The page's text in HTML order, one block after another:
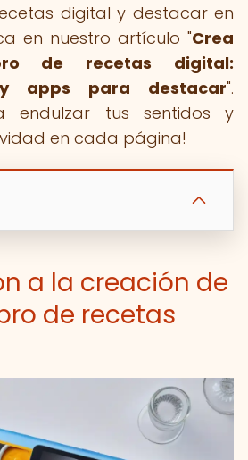
digital y destacar en
en nuestro artículo "Crea
de recetas digital:
y apps para destacar".
endulzar tus sentidos y
en cada página!
a la creación de
de recetas